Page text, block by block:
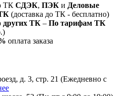
ТК СДЭК, ПЭК и Деловые
(доставка до ТК - бесплатно)
других ТК – По тарифам ТК
оплата заказа
д. 3, стр. 21 (Ежедневно с